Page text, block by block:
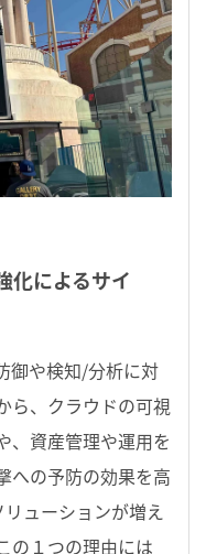
化によるサイ
御や検知/分析に対
ら、クラウドの可視
、資産管理や運用を
への予防の効果を高
ューションが増え
の１つの理由には